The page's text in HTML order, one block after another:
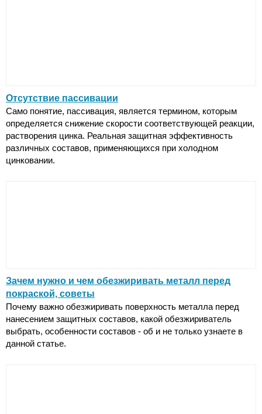
Отсутствие пассивации
Само понятие, пассивация, является термином, которым
определяется снижение скорости соответствующей реакции,
растворения цинка. Реальная защитная эффективность
различных составов, применяющихся при холодном
цинковании.
Зачем нужно и чем обезжиривать металл перед
покраской, советы
Почему важно обезжиривать поверхность металла перед
нанесением защитных составов, какой обезжириватель
выбрать, особенности составов - об и не только узнаете в
данной статье.